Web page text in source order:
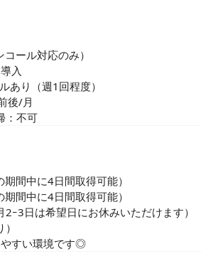
ール対応のみ）
入
あり（週1回程度）
後/月
：不可
間中に4日間取得可能）
間中に4日間取得可能）
ｰ3日は希望日にお休みいただけます）
すい環境です◎